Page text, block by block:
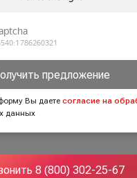
предложение
Вы даетесогласие на
данных
8 (800) 302-25-67